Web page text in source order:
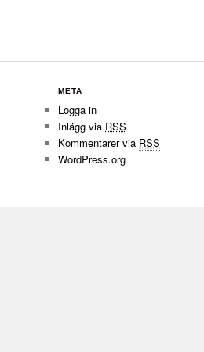
META
Logga in
Inlägg via RSS
Kommentarer via RSS
WordPress.org